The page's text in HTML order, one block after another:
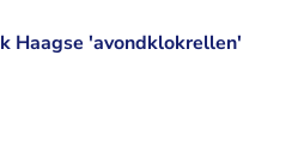
Haagse 'avondklokrellen'